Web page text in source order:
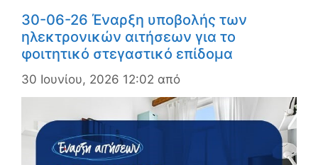
30-06-26 Έναρξη υποβολής των
ηλεκτρονικών αιτήσεων για το
φοιτητικό στεγαστικό επίδομα
30 Ιουνίου, 2026 12:02 από